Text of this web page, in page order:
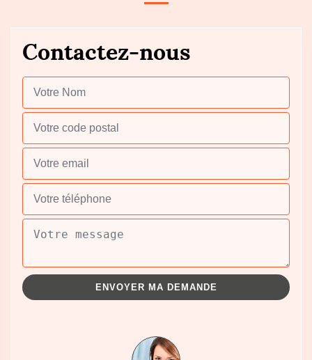
Contactez-nous